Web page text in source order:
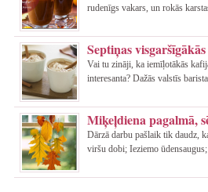
rudenīgs vakars, un rokās
Septiņas
Vai tu zināji, ka iemīļotākās
interesanta? Dažās valstīs
Miķeļdiena pagalmā,
Dārzā darbu pašlaik tik daudz,
viršu dobi; Ieziemo